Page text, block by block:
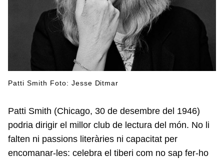
Patti Smith Foto: Jesse Ditmar
Patti Smith (Chicago, 30 de desembre del 1946)
podria dirigir el millor club de lectura del món. No li
falten ni passions literàries ni capacitat per
encomanar-les: celebra el tiberi com no sap fer-ho